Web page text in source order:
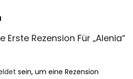
Erste Rezension Für „Alenia“
sein, um eine Rezension